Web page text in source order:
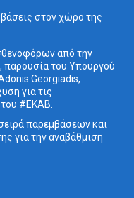
στον χώρο της
από την
παρουσία του Υπουργού
Georgiadis,
για τις
#ΕΚΑΒ.
παρεμβάσεων και
για την αναβάθμιση
Avata